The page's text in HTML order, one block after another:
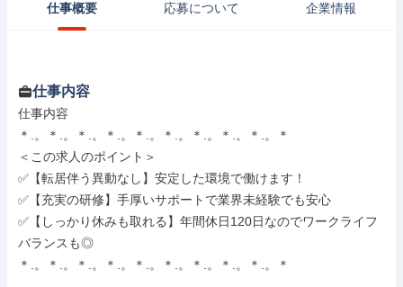
仕事概要 応募について 企業情報
仕事内容
仕事内容
＊.。＊.。＊.。＊.。＊.。＊.。＊.。＊.。＊.。＊
＜この求人のポイント＞
✅【転居伴う異動なし】安定した環境で働けます！
✅【充実の研修】手厚いサポートで業界未経験でも安心
✅【しっかり休みも取れる】年間休日120日なのでワークライフ
バランスも◎
＊.。＊.。＊.。＊.。＊.。＊.。＊.。＊.。＊.。＊